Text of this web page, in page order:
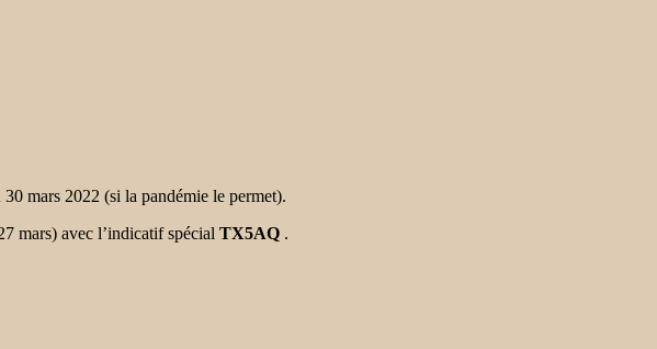
mars 2022 (si la pandémie le permet).
mars) avec l’indicatif spécial TX5AQ .